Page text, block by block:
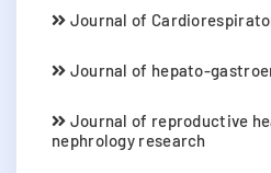
Journal of
Journal of hepato-
Journal of reproductive
nephrology research